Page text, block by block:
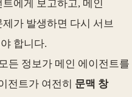
에게 보고하고, 메인
가 발생하면 다시 서브
합니다.
든 정보가 메인 에이전트를
전트가 여전히 문맥 창